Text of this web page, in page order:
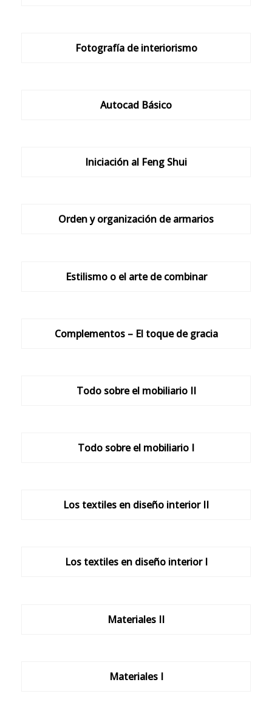
Fotografía de interiorismo
Autocad Básico
Iniciación al Feng Shui
Orden y organización de armarios
Estilismo o el arte de combinar
Complementos – El toque de gracia
Todo sobre el mobiliario II
Todo sobre el mobiliario I
Los textiles en diseño interior II
Los textiles en diseño interior I
Materiales II
Materiales I